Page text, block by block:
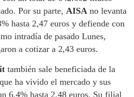
Por su parte, AISA no levanta
hasta 2,47 euros y defiende con
intradía de pasado Lunes,
a cotizar a 2,43 euros.
también sale beneficiada de la
ha vivido el mercado y sus
6,4% hasta 2,48 euros. Su filial